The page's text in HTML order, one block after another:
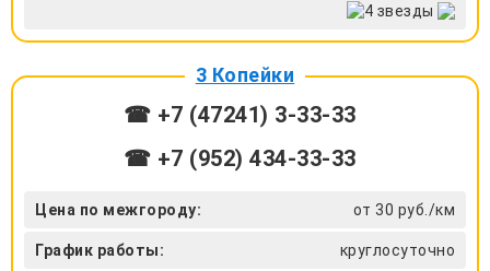
3 Копейки
☎ +7 (47241) 3-33-33
☎ +7 (952) 434-33-33
Цена по межгороду: от 30 руб./км
График работы: круглосуточно